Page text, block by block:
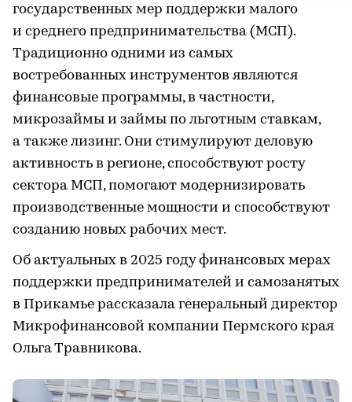
государственных мер поддержки малого
и среднего предпринимательства (МСП).
Традиционно одними из самых
востребованных инструментов являются
финансовые программы, в частности,
микрозаймы и займы по льготным ставкам,
а также лизинг. Они стимулируют деловую
активность в регионе, способствуют росту
сектора МСП, помогают модернизировать
производственные мощности и способствуют
созданию новых рабочих мест.
Об актуальных в 2025 году финансовых мерах
поддержки предпринимателей и самозанятых
в Прикамье рассказала генеральный директор
Микрофинансовой компании Пермского края
Ольга Травникова.